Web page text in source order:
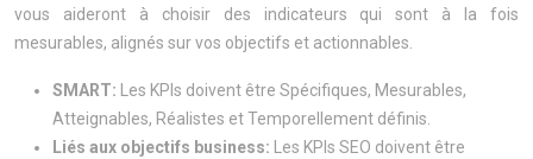
vous aideront à choisir des indicateurs qui sont à la fois
mesurables, alignés sur vos objectifs et actionnables.
SMART:
Les KPIs doivent être Spécifiques, Mesurables,
Atteignables, Réalistes et Temporellement définis.
Liés aux objectifs business:
Les KPIs SEO doivent être